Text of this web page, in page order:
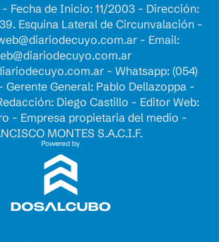
Fecha de Inicio: 11/2003 - Dirección:
Esquina Lateral de Circunvalación -
- Email:
- Whatsapp: (054)
Gerente General: Pablo Dellazoppa -
Diego Castillo - Editor Web:
- Empresa propietaria del medio -
MONTES S.A.C.I.F.